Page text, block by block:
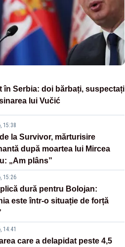
în Serbia: doi bărbați, suspectați
lui Vučić
15:38
la Survivor, mărturisire
după moartea lui Mircea
„Am plâns”
15:26
dură pentru Bolojan:
este într-o situație de forță
14:41
care a delapidat peste 4,5